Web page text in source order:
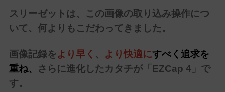
スリーゼットは、この画像の取り込み操作につ
いて、何よりもこだわってきました。
画像記録をより早く 、 より快適にすべく追求を
重ね、
さらに進化したカタチが「EZCap 4」で
す。